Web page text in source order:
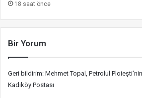
18 saat önce
Bir Yorum
Geri bildirim: Mehmet Topal, Petrolul
Kadıköy Postası